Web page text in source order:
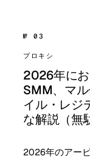
№ 03
プロキシ
2026年にお
SMM、マ
イル・レジ
な解説（無
2026年のアー